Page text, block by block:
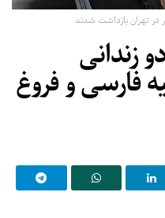
تهران بازداشت شدند
زندانی
فارسی و فروغ